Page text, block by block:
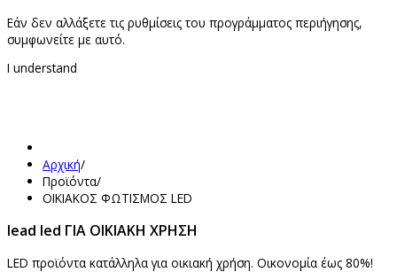
Εάν δεν αλλάξετε τις ρυθμίσεις του προγράμματος περιήγησης,
συμφωνείτε με αυτό.
I understand
Αρχική/
Προϊόντα/
ΟΙΚΙΑΚΟΣ ΦΩΤΙΣΜΟΣ LED
lead led ΓΙΑ ΟΙΚΙΑΚΗ ΧΡΗΣΗ
LED προϊόντα κατάλληλα για οικιακή χρήση. Οικονομία έως 80%!